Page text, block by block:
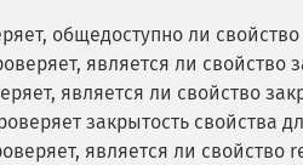
общедоступно ли свойство
является ли
является ли свойство
закрытость свойства
является ли свойство